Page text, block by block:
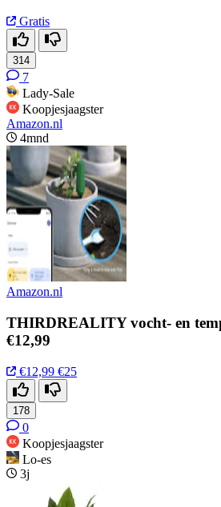
Gratis
314
7
Lady-Sale
Koopjesjaagster
Amazon.nl
4mnd
Amazon.nl
THIRDREALITY vocht- en
€12,99
€12,99 €25
178
0
Koopjesjaagster
Lo-es
3j